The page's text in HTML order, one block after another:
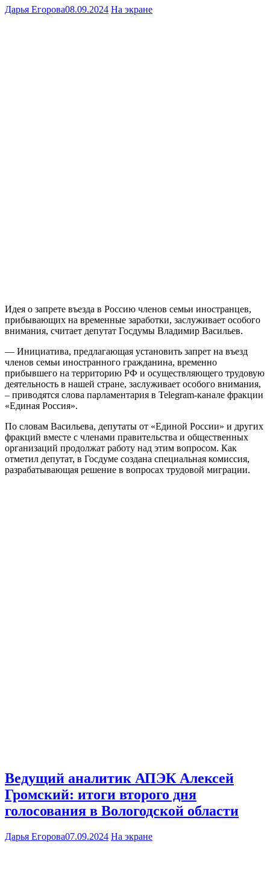
Дарья Егорова08.09.2024 На экране
Идея о запрете въезда в Россию членов семьи иностранцев,
прибывающих на временные заработки, заслуживает особого
внимания, считает депутат Госдумы Владимир Васильев.
— Инициатива, предлагающая установить запрет на въезд
членов семьи иностранного гражданина, временно
прибывшего на территорию РФ и осуществляющего трудовую
деятельность в нашей стране, заслуживает особого внимания,
– приводятся слова парламентария в Telegram-канале фракции
«Единая Россия».
По словам Васильева, депутаты от «Единой России» и других
фракций вместе с членами правительства и общественных
организаций продолжат работу над этим вопросом. Как
отметил депутат, в Госдуме создана специальная комиссия,
разрабатывающая решение в вопросах трудовой миграции.
Ведущий аналитик АПЭК Алексей
Громский: итоги второго дня
голосования в Вологодской области
Дарья Егорова07.09.2024 На экране